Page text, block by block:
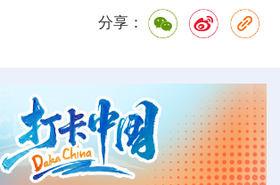
分享：